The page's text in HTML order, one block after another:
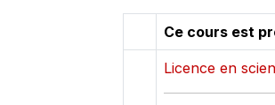
Ce cours est
Licence en